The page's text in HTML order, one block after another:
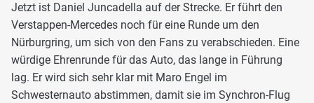
Jetzt ist Daniel Juncadella auf der Strecke. Er führt den
Verstappen-Mercedes noch für eine Runde um den
Nürburgring, um sich von den Fans zu verabschieden. Eine
würdige Ehrenrunde für das Auto, das lange in Führung
lag. Er wird sich sehr klar mit Maro Engel im
Schwesternauto abstimmen, damit sie im Synchron-Flug